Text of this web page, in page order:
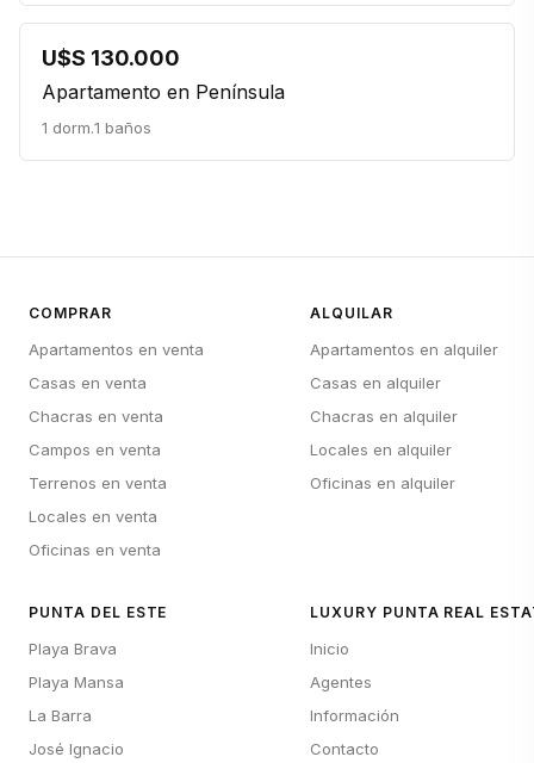
U$S 130.000
Apartamento en Península
1 dorm.1 baños
COMPRAR
Apartamentos en venta
Casas en venta
Chacras en venta
Campos en venta
Terrenos en venta
Locales en venta
Oficinas en venta
ALQUILAR
Apartamentos en alquiler
Casas en alquiler
Chacras en alquiler
Locales en alquiler
Oficinas en alquiler
PUNTA DEL ESTE
Playa Brava
Playa Mansa
La Barra
José Ignacio
LUXURY PUNTA REAL
Inicio
Agentes
Información
Contacto